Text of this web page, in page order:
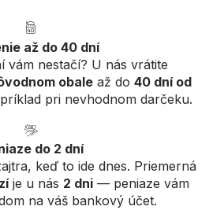
až do 40 dní
vám nestačí? U nás vrátite
obaleaž do 40 dní od
pri nevhodnom darčeku.
do 2 dní
keď to ide dnes. Priemerná
je u nás 2 dni— peniaze vám
na váš bankový účet.